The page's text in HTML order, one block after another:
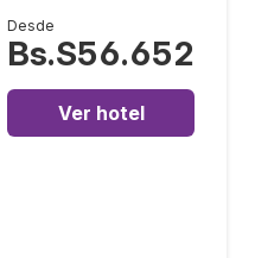
Desde
Bs.S56.652
Ver hotel